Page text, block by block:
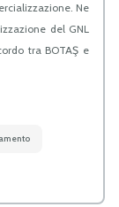
Ne
del GNL
tra BOTAŞ e